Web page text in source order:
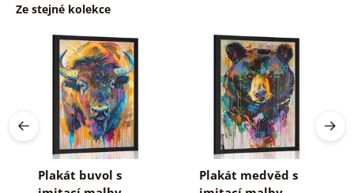
Ze stejné kolekce
Plakát buvol s
Plakát medvěd s